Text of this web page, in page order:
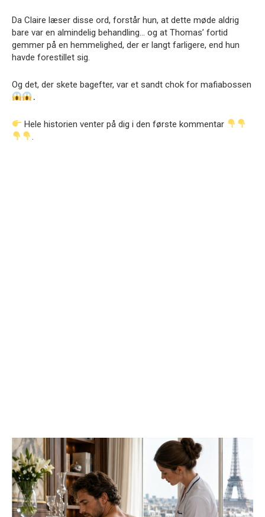
Da Claire læser disse ord, forstår hun, at dette møde aldrig
bare var en almindelig behandling… og at Thomas’ fortid
gemmer på en hemmelighed, der er langt farligere, end hun
havde forestillet sig.
Og det, der skete bagefter, var et sandt chok for mafiabossen
․
Hele historien venter på dig i den første kommentar
.